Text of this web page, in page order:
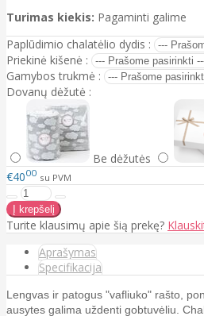
Turimas kiekis: Pagaminti galime
Paplūdimio chalatėlio dydis :
Priekinė kišenė :
Gamybos trukmė :
Dovanų dėžutė :
Be dėžutės
€4000 su PVM
Turite klausimų apie šią prekę?
Aprašymas
Specifikacija
Lengvas ir patogus "vafliuko" rašto,
ausytes galima uždenti gobtuvėliu.